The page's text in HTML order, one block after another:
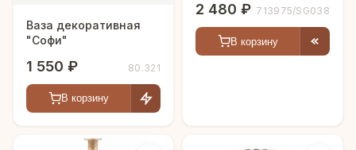
Ваза декоративная
"Софи"
1 550 ₽ 80.321
В корзину
2 480 ₽ 713975/SG038
В корзину